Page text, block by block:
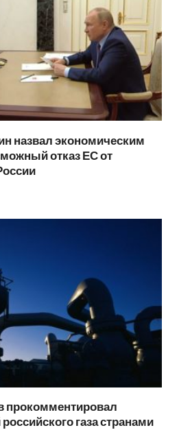
назвал экономическим
отказ ЕС от
прокомментировал
газа странами